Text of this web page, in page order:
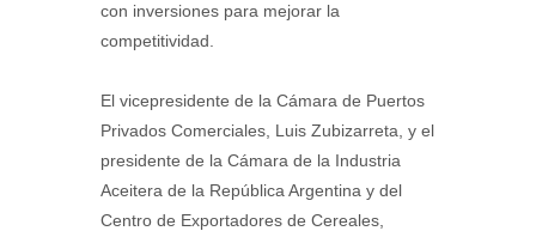
con inversiones para mejorar la
competitividad.
El vicepresidente de la Cámara de Puertos
Privados Comerciales, Luis Zubizarreta, y el
presidente de la Cámara de la Industria
Aceitera de la República Argentina y del
Centro de Exportadores de Cereales,